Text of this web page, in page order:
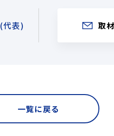
(代表) 取
一覧に戻る